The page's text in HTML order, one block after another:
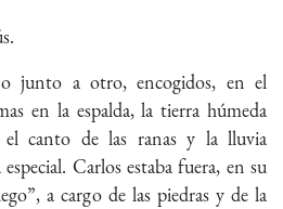
junto a otro, encogidos, en el
en la espalda, la tierra húmeda
el canto de las ranas y la lluvia
Carlos estaba fuera, en su
a cargo de las piedras y de la